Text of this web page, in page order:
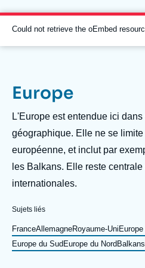
au
contenu
principal
Navigation
principale
L'Ifri
Analyses
Événements
À propos de l'Ifri
L'Ifri en bref
Message
d'erreur
Could not retrieve the oEmbed
Europe
Description
L'Europe est entendue ici
géographique. Elle ne se
européenne, et inclut par
les Balkans. Elle reste
internationales.
Sujets liés
FranceAllemagneRoyaume-Uni
Europe du Sud Europe du Nord Balkans